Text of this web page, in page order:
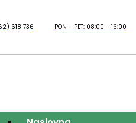
618 736 PON - PET: 08:00 - 16:00